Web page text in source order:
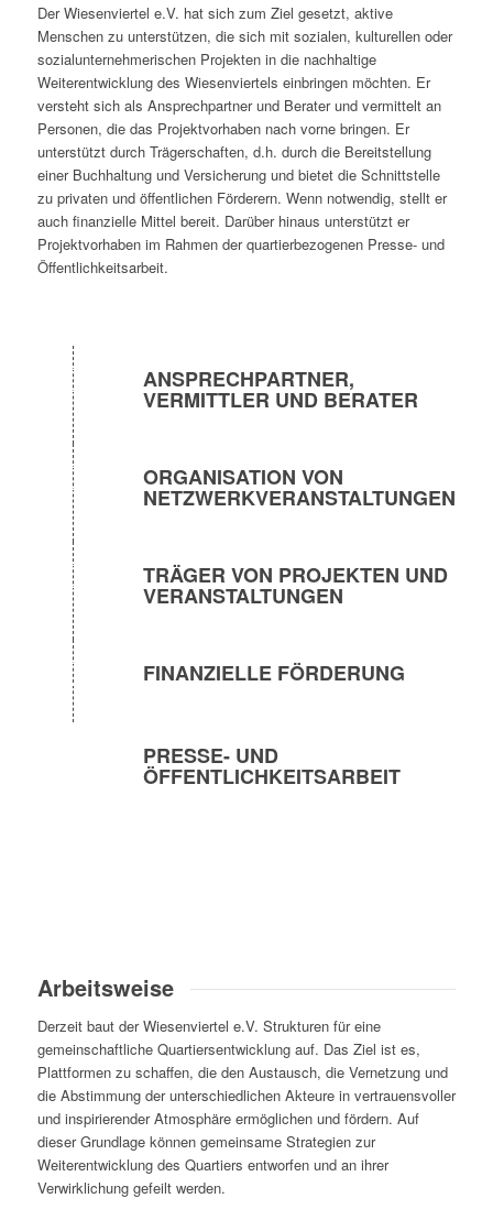
Der Wiesenviertel e.V. hat sich zum Ziel gesetzt, aktive
Menschen zu unterstützen, die sich mit sozialen, kulturellen oder
sozialunternehmerischen Projekten in die nachhaltige
Weiterentwicklung des Wiesenviertels einbringen möchten. Er
versteht sich als Ansprechpartner und Berater und vermittelt an
Personen, die das Projektvorhaben nach vorne bringen. Er
unterstützt durch Trägerschaften, d.h. durch die Bereitstellung
einer Buchhaltung und Versicherung und bietet die Schnittstelle
zu privaten und öffentlichen Förderern. Wenn notwendig, stellt er
auch finanzielle Mittel bereit. Darüber hinaus unterstützt er
Projektvorhaben im Rahmen der quartierbezogenen Presse- und
Öffentlichkeitsarbeit.
ANSPRECHPARTNER,
VERMITTLER UND BERATER
ORGANISATION VON
NETZWERKVERANSTALTUNGEN
TRÄGER VON PROJEKTEN UND
VERANSTALTUNGEN
FINANZIELLE FÖRDERUNG
PRESSE- UND
ÖFFENTLICHKEITSARBEIT
Arbeitsweise
Derzeit baut der Wiesenviertel e.V. Strukturen für eine
gemeinschaftliche Quartiersentwicklung auf. Das Ziel ist es,
Plattformen zu schaffen, die den Austausch, die Vernetzung und
die Abstimmung der unterschiedlichen Akteure in vertrauensvoller
und inspirierender Atmosphäre ermöglichen und fördern. Auf
dieser Grundlage können gemeinsame Strategien zur
Weiterentwicklung des Quartiers entworfen und an ihrer
Verwirklichung gefeilt werden.